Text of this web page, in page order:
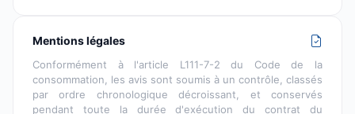
Mentions légales
Conformément à l'article L111-7-2 du Code de la
consommation, les avis sont soumis à un contrôle, classés
par ordre chronologique décroissant, et conservés
pendant toute la durée d'exécution du contrat du